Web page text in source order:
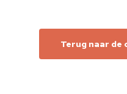
Terug naar de